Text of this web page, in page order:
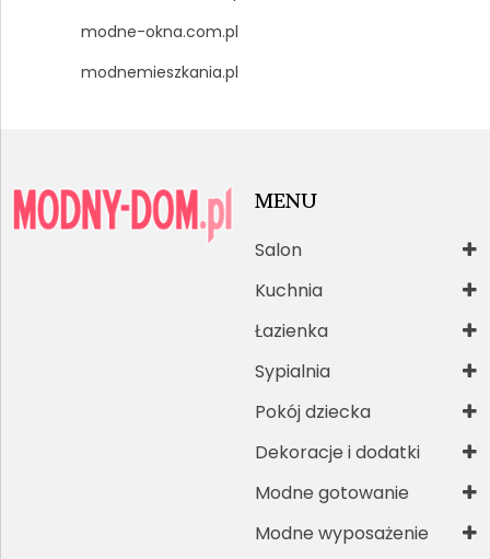
modne-okna.com.pl
modnemieszkania.pl
MENU
Salon
Kuchnia
Łazienka
Sypialnia
Pokój dziecka
Dekoracje i dodatki
Modne gotowanie
Modne wyposażenie